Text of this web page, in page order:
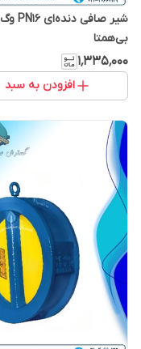
شیر صافی دنده‌ای PN16 وگ
بی‌همتا
۱٬۳۳۵٬۰۰۰
افزودن به سبد